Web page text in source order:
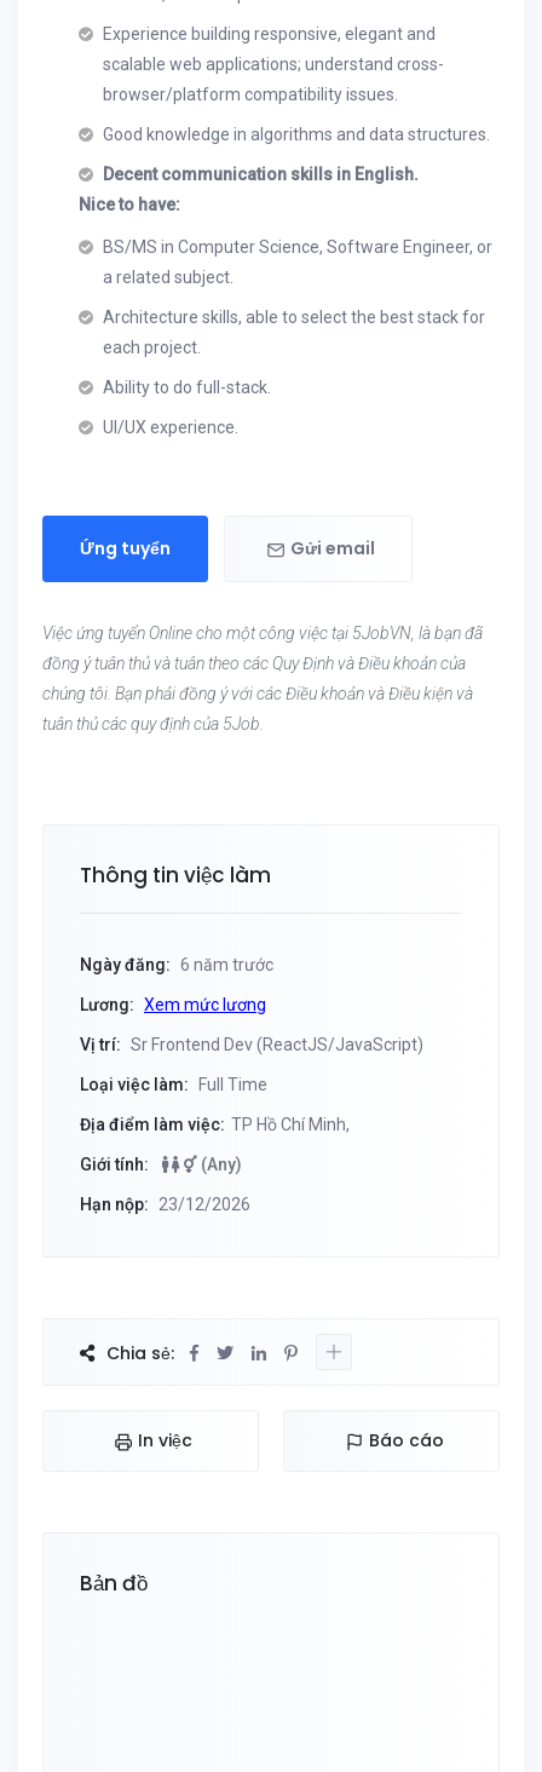
Experience building responsive, elegant and
scalable web applications; understand cross-
browser/platform compatibility issues.
Good knowledge in algorithms and data structures.
Decent communication skills in English.
Nice to have:
BS/MS in Computer Science, Software Engineer, or
a related subject.
Architecture skills, able to select the best stack for
each project.
Ability to do full-stack.
UI/UX experience.
Ứng tuyển Gửi email
Việc ứng tuyển Online cho một công việc tại 5JobVN, là bạn đã
đồng ý tuân thủ và tuân theo các Quy Định và Điều khoản của
chúng tôi. Bạn phải đồng ý với các Điều khoản và Điều kiện và
tuân thủ các quy định của 5Job.
Thông tin việc làm
Ngày đăng: 6 năm trước
Lương: Xem mức lương
Vị trí: Sr Frontend Dev (ReactJS/JavaScript)
Loại việc làm: Full Time
Địa điểm làm việc: TP Hồ Chí Minh,
Giới tính: (Any)
Hạn nộp: 23/12/2026
Chia sẻ:
In việc Báo cáo
Bản đồ